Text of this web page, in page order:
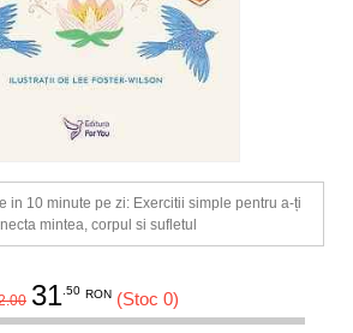
in 10 minute pe zi: Exercitii simple pentru a-ți
mintea, corpul si sufletul
31.50 RON (Stoc 0)